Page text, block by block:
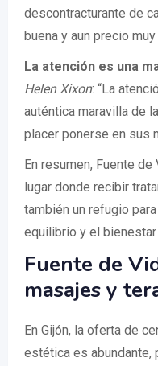
descontracturante de
buena y aun precio
La atención es una
Helen Xixon: “La
auténtica maravilla de
placer ponerse en sus
En resumen, Fuente
lugar donde recibir
también un refugio
equilibrio y el
Fuente de
masajes y
En Gijón, la oferta de
estética es abundante,